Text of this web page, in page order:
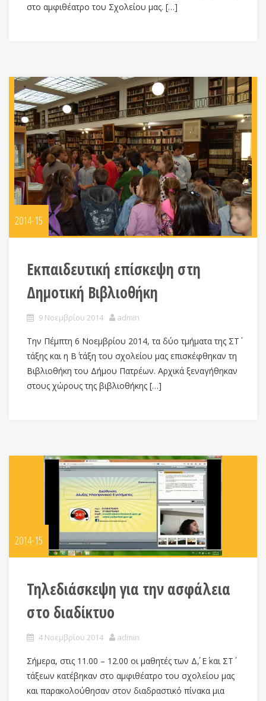
στο αμφιθέατρο του Σχολείου μας. […]
2014-15
Εκπαιδευτική επίσκεψη στη
Δημοτική Βιβλιοθήκη
9 Νοεμβρίου 2014 admin
Την Πέμπτη 6 Νοεμβρίου 2014, τα δύο τμήματα της ΣΤ΄
τάξης και η Β΄ τάξη του σχολείου μας επισκέφθηκαν τη
Βιβλιοθήκη του Δήμου Πατρέων. Αρχικά ξεναγήθηκαν
στους χώρους της βιβλιοθήκης […]
2014-15
Τηλεδιάσκεψη για την ασφάλεια
στο διαδίκτυο
4 Νοεμβρίου 2014 admin
Σήμερα, στις 11.00 – 12.00 οι μαθητές των Δ΄, Ε΄ και ΣΤ΄
τάξεων κατέβηκαν στο αμφιθέατρο του σχολείου μας
και παρακολούθησαν στον διαδραστικό πίνακα μια